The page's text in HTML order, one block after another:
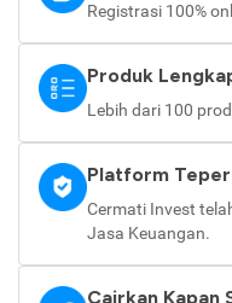
Registrasi 100%
Produk
Lebih dari 100
Platform
Cermati Invest
Jasa Keuangan.
Cairkan Kapan